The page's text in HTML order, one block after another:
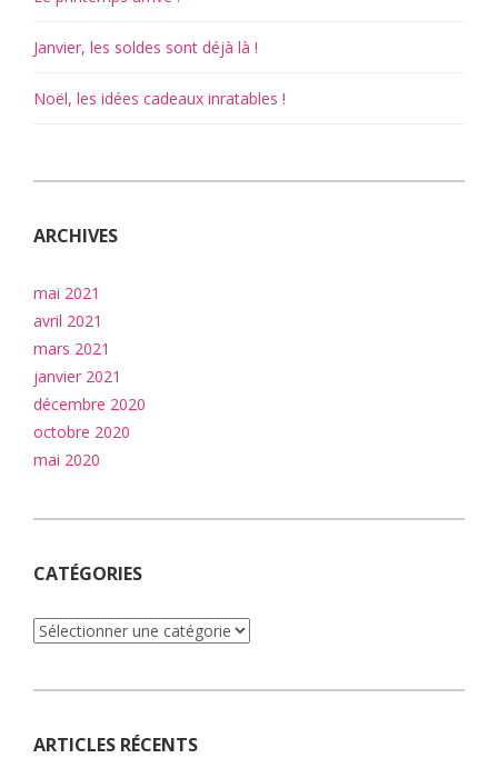
Janvier, les soldes sont déjà là !
Noël, les idées cadeaux inratables !
ARCHIVES
mai 2021
avril 2021
mars 2021
janvier 2021
décembre 2020
octobre 2020
mai 2020
CATÉGORIES
Catégories
ARTICLES RÉCENTS